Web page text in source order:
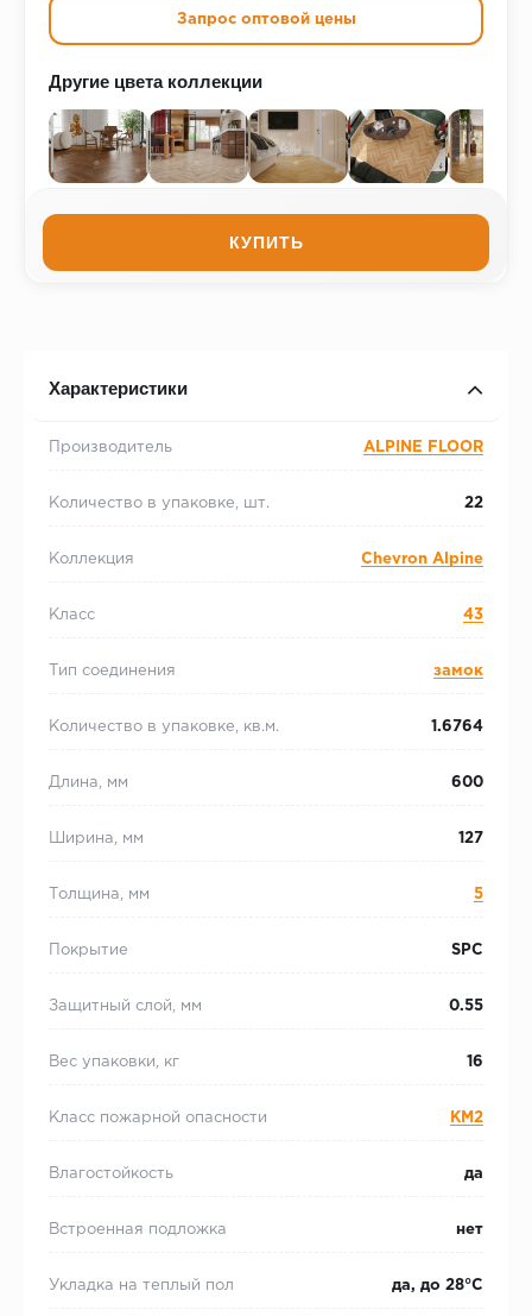
Запрос оптовой цены
Другие цвета коллекции
КУПИТЬ
Характеристики
Производитель ALPINE FLOOR
Количество в упаковке, шт. 22
Коллекция Chevron Alpine
Класс 43
Тип соединения замок
Количество в упаковке, кв.м. 1.6764
Длина, мм 600
Ширина, мм 127
Толщина, мм 5
Покрытие SPC
Защитный слой, мм 0.55
Вес упаковки, кг 16
Класс пожарной опасности КМ2
Влагостойкость да
Встроенная подложка нет
Укладка на теплый пол да, до 28°С